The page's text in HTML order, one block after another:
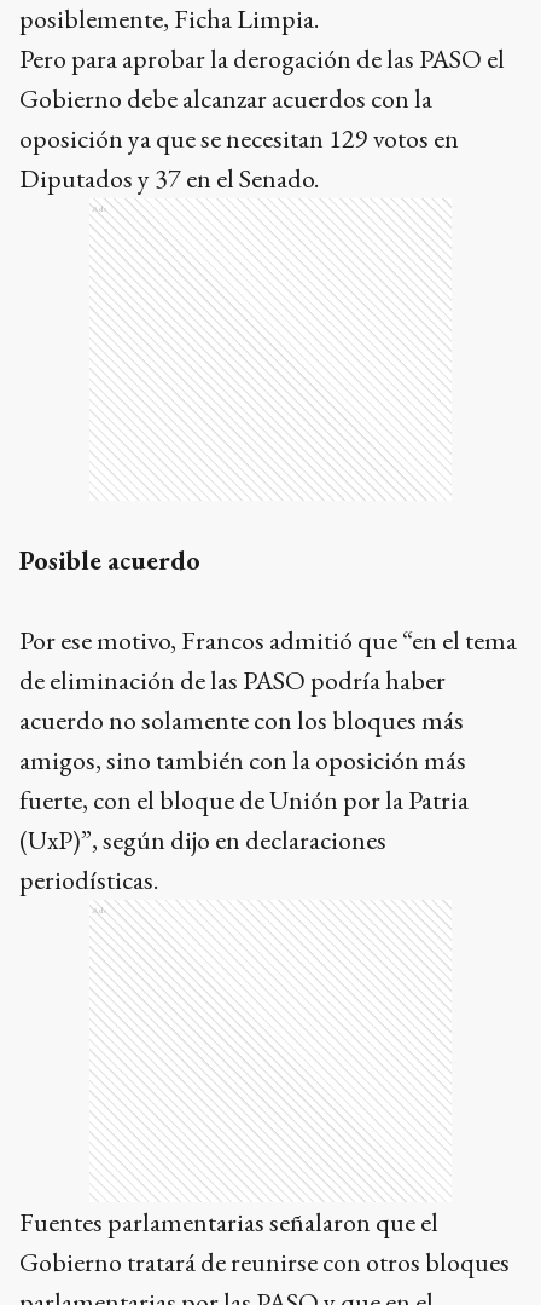
posiblemente, Ficha Limpia.
Pero para aprobar la derogación de las PASO el
Gobierno debe alcanzar acuerdos con la
oposición ya que se necesitan 129 votos en
Diputados y 37 en el Senado.
Ads
Posible acuerdo
Por ese motivo, Francos admitió que “en el tema
de eliminación de las PASO podría haber
acuerdo no solamente con los bloques más
amigos, sino también con la oposición más
fuerte, con el bloque de Unión por la Patria
(UxP)”, según dijo en declaraciones
periodísticas.
Ads
Fuentes parlamentarias señalaron que el
Gobierno tratará de reunirse con otros bloques